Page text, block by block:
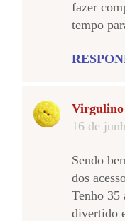
fazer
tempo
16 de
Sendo
dos
Tenho 35
divertido